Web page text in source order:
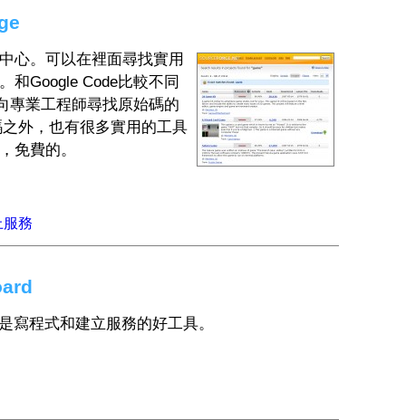
心。可以在裡面尋找實用
和Google Code比較不同
專業工程師尋找原始碼的
外，也有很多實用的工具
免費的。
服務
寫程式和建立服務的好工具。